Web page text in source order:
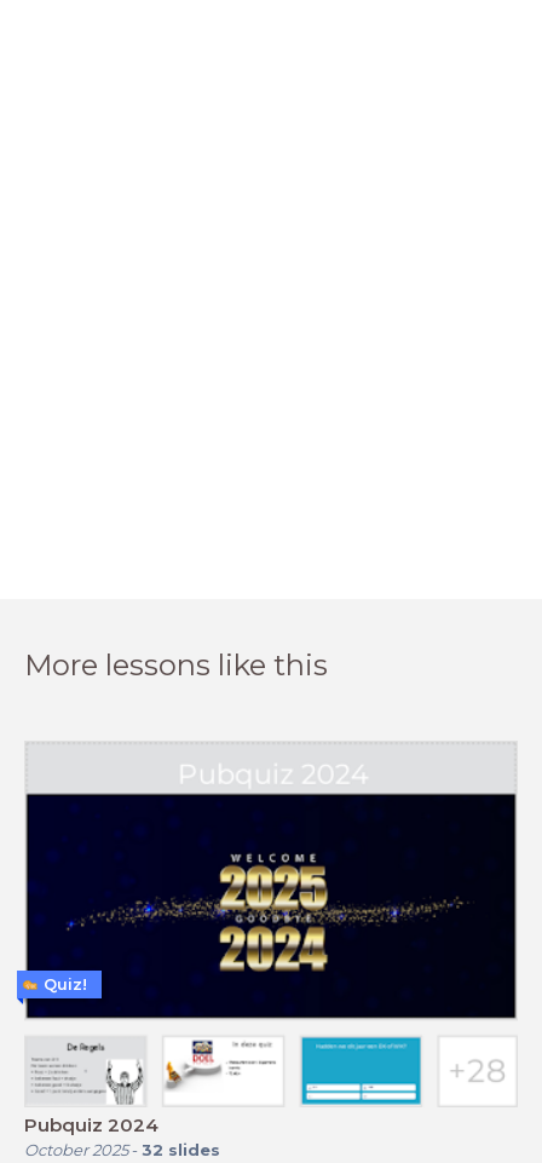
More lessons like this
Pubquiz 2024
October 2025- 32 slides
Quiz!